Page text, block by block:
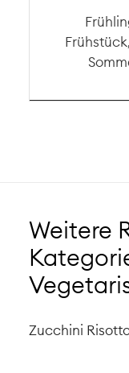
Weitere
Zucchini